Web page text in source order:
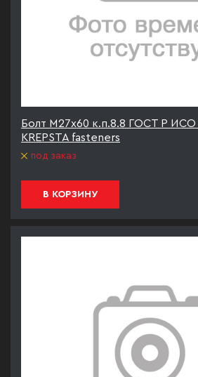
Болт М27х60 к.п.8.8 ГОСТ Р ИСО
KREPSTA fasteners
под заказ
В КОРЗИНУ